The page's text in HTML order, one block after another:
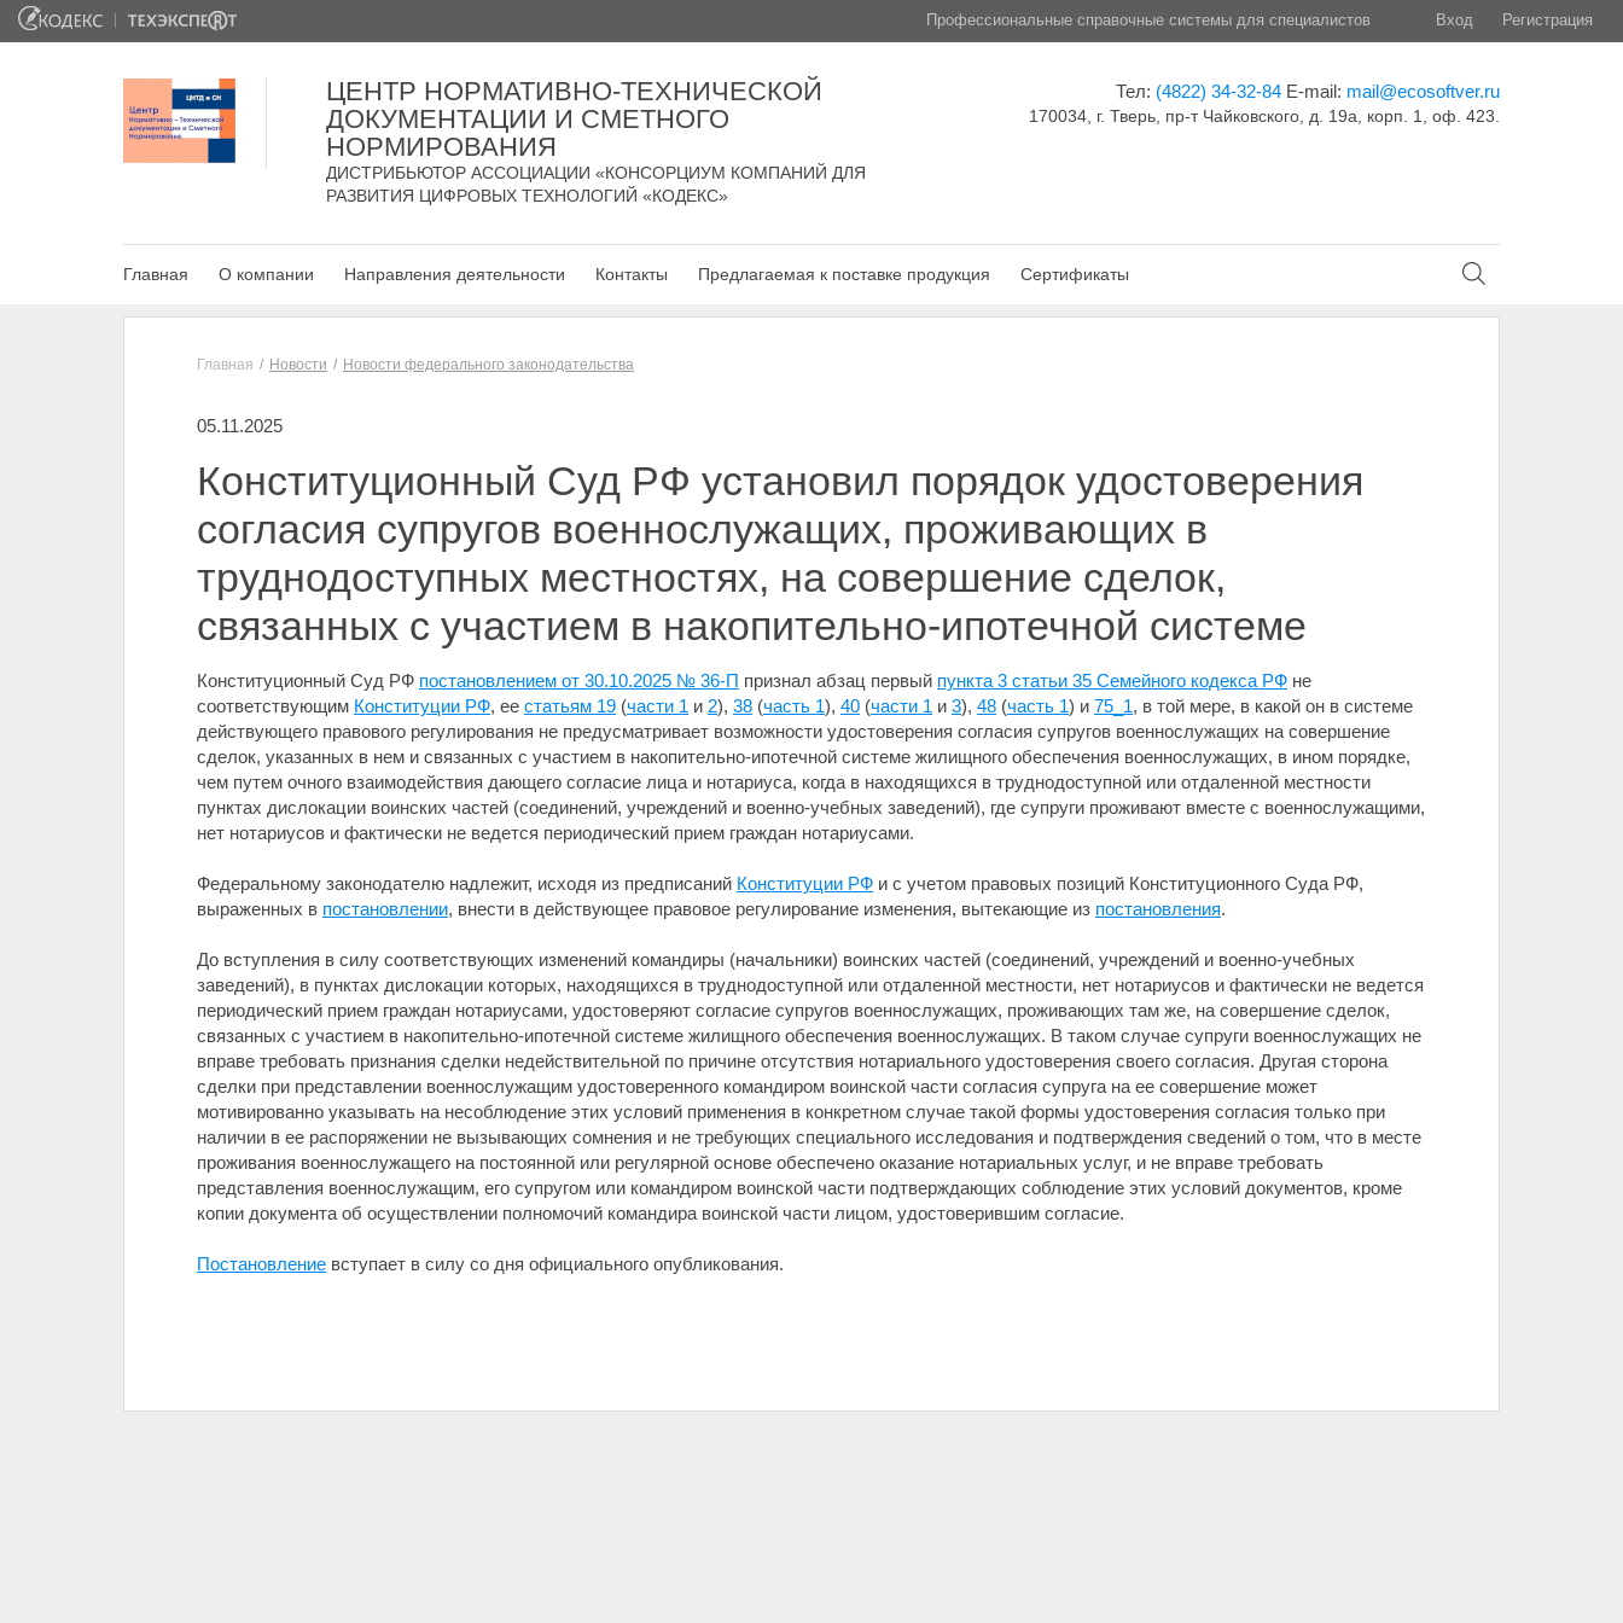
Профессиональные справочные системы для специалистов Вход Регистрация
ЦЕНТР НОРМАТИВНО-ТЕХНИЧЕСКОЙ
ДОКУМЕНТАЦИИ И СМЕТНОГО
НОРМИРОВАНИЯ
ДИСТРИБЬЮТОР АССОЦИАЦИИ «КОНСОРЦИУМ КОМПАНИЙ ДЛЯ
РАЗВИТИЯ ЦИФРОВЫХ ТЕХНОЛОГИЙ «КОДЕКС»
Тел: (4822) 34-32-84 E-mail: mail@ecosoftver.ru
170034, г. Тверь, пр-т Чайковского, д. 19а, корп. 1, оф. 423.
Главная О компании Направления деятельности Контакты Предлагаемая к поставке продукция Сертификаты
Главная Новости Новости федерального законодательства
05.11.2025
Конституционный Суд РФ установил порядок удостоверения
согласия супругов военнослужащих, проживающих в
труднодоступных местностях, на совершение сделок,
связанных с участием в накопительно-ипотечной системе
Конституционный Суд РФ постановлением от 30.10.2025 № 36-П признал абзац первый пункта 3 статьи 35 Семейного кодекса РФ не
соответствующим Конституции РФ, ее статьям 19 (части 1 и 2), 38 (часть 1), 40 (части 1 и 3), 48 (часть 1) и 75_1, в той мере, в какой он в системе
действующего правового регулирования не предусматривает возможности удостоверения согласия супругов военнослужащих на совершение
сделок, указанных в нем и связанных с участием в накопительно-ипотечной системе жилищного обеспечения военнослужащих, в ином порядке,
чем путем очного взаимодействия дающего согласие лица и нотариуса, когда в находящихся в труднодоступной или отдаленной местности
пунктах дислокации воинских частей (соединений, учреждений и военно-учебных заведений), где супруги проживают вместе с военнослужащими,
нет нотариусов и фактически не ведется периодический прием граждан нотариусами.
Федеральному законодателю надлежит, исходя из предписаний Конституции РФ и с учетом правовых позиций Конституционного Суда РФ,
выраженных в постановлении, внести в действующее правовое регулирование изменения, вытекающие из постановления.
До вступления в силу соответствующих изменений командиры (начальники) воинских частей (соединений, учреждений и военно-учебных
заведений), в пунктах дислокации которых, находящихся в труднодоступной или отдаленной местности, нет нотариусов и фактически не ведется
периодический прием граждан нотариусами, удостоверяют согласие супругов военнослужащих, проживающих там же, на совершение сделок,
связанных с участием в накопительно-ипотечной системе жилищного обеспечения военнослужащих. В таком случае супруги военнослужащих не
вправе требовать признания сделки недействительной по причине отсутствия нотариального удостоверения своего согласия. Другая сторона
сделки при представлении военнослужащим удостоверенного командиром воинской части согласия супруга на ее совершение может
мотивированно указывать на несоблюдение этих условий применения в конкретном случае такой формы удостоверения согласия только при
наличии в ее распоряжении не вызывающих сомнения и не требующих специального исследования и подтверждения сведений о том, что в месте
проживания военнослужащего на постоянной или регулярной основе обеспечено оказание нотариальных услуг, и не вправе требовать
представления военнослужащим, его супругом или командиром воинской части подтверждающих соблюдение этих условий документов, кроме
копии документа об осуществлении полномочий командира воинской части лицом, удостоверившим согласие.
Постановление вступает в силу со дня официального опубликования.